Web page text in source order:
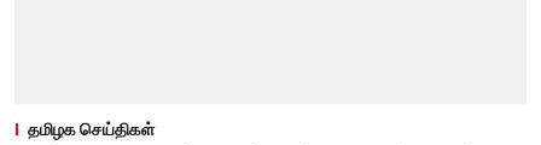
தமிழக செய்திகள்